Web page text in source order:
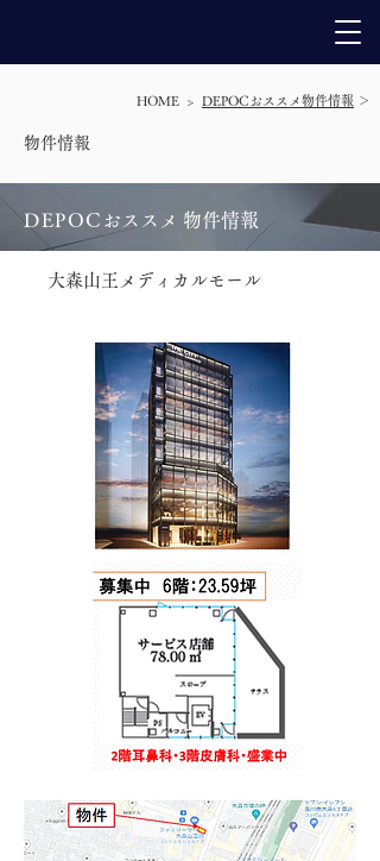
HOME > DEPOCおススメ物件情報 ＞
​物件情報
DEPOC おススメ 物件情報
大森山王メディカルモール